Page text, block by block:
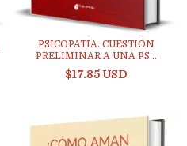
PSICOPATÍA. CUESTIÓN
PRELIMINAR A UNA PS...
$17.85 USD